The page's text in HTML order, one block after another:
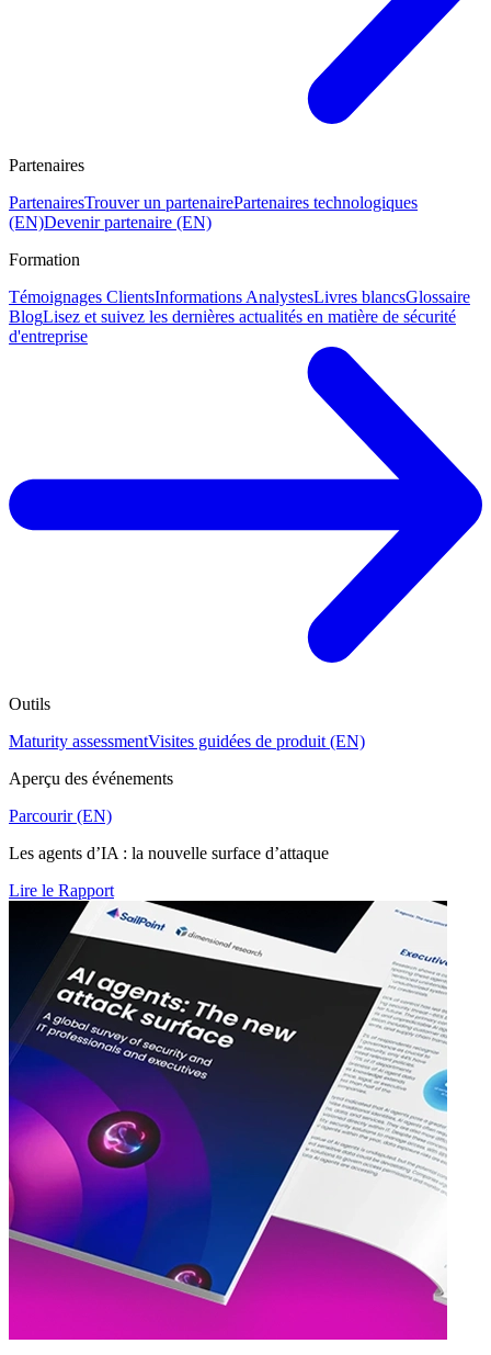
Partenaires
PartenairesTrouver un partenairePartenaires technologiques
(EN)Devenir partenaire (EN)
Formation
Témoignages ClientsInformations AnalystesLivres blancsGlossaire
BlogLisez et suivez les dernières actualités en matière de sécurité
d'entreprise
Outils
Maturity assessmentVisites guidées de produit (EN)
Aperçu des événements
Parcourir (EN)
Les agents d’IA : la nouvelle surface d’attaque
Lire le Rapport